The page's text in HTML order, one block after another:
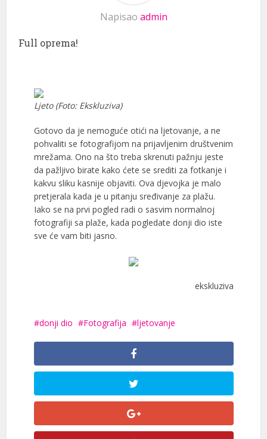
Napisao admin
Full oprema!
Ljeto (Foto: Ekskluziva)
Gotovo da je nemoguće otići na ljetovanje, a ne
pohvaliti se fotografijom na prijavljenim društvenim
mrežama. Ono na što treba skrenuti pažnju jeste
da pažljivo birate kako ćete se srediti za fotkanje i
kakvu sliku kasnije objaviti. Ova djevojka je malo
pretjerala kada je u pitanju sređivanje za plažu.
Iako se na prvi pogled radi o sasvim normalnoj
fotografiji sa plaže, kada pogledate donji dio iste
sve će vam biti jasno.
ekskluziva
donji dio Fotografija ljetovanje